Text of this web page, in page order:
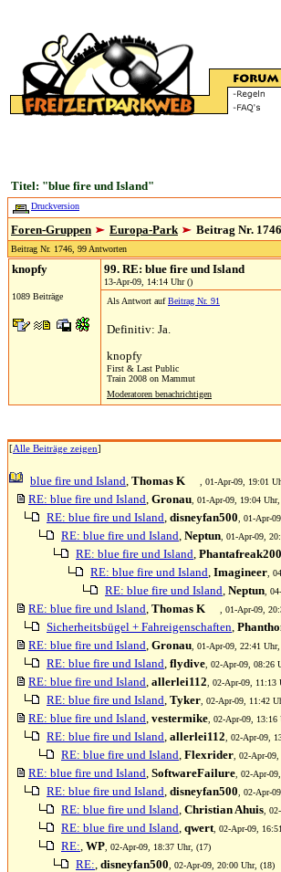
Titel: "blue fire und Island"
Druckversion
Foren-Gruppen Europa-Park Beitrag Nr. 1746
Beitrag Nr. 1746, 99 Antworten
knopfy
1089 Beiträge
99. RE: blue fire und Island
13-Apr-09, 14:14 Uhr ()
Als Antwort aufBeitrag Nr. 91
Definitiv: Ja.
knopfy
First & Last Public
Train 2008 on Mammut
Moderatoren benachrichtigen
[Alle Beiträge zeigen]
blue fire und Island, Thomas K , 01-Apr-09, 19:01
RE: blue fire und Island, Gronau , 01-Apr-09, 19:04
RE: blue fire und Island, disneyfan500 , 01-Apr-
RE: blue fire und Island, Neptun , 01-Apr-09,
RE: blue fire und Island,
RE: blue fire und Island, Imagineer ,
RE: blue fire und Island, Neptun ,
RE: blue fire und Island, Thomas K , 01-Apr-09,
Sicherheitsbügel + Fahreigenschaften,
RE: blue fire und Island, Gronau , 01-Apr-09, 22:41
RE: blue fire und Island, flydive , 02-Apr-09, 08:26
RE: blue fire und Island, allerlei112 , 02-Apr-09, 11:13
RE: blue fire und Island, Tyker , 02-Apr-09, 11:42
RE: blue fire und Island, vestermike , 02-Apr-09,
RE: blue fire und Island, allerlei112 , 02-Apr-09,
RE: blue fire und Island, Flexrider , 02-Apr-
RE: blue fire und Island, SoftwareFailure , 02-Apr-
RE: blue fire und Island, disneyfan500 , 02-Apr-
RE: blue fire und Island, Christian Ahuis ,
RE: blue fire und Island, qwert , 02-Apr-09,
RE:, WP , 02-Apr-09, 18:37 Uhr, (17)
RE:, disneyfan500 , 02-Apr-09, 20:00 Uhr, (18)